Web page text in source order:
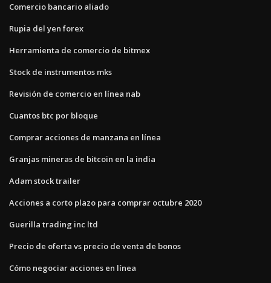
Comercio bancario aliado
Rupia del yen forex
Herramienta de comercio de bitmex
Stock de instrumentos mks
Revisión de comercio en línea nab
Cuantos btc por bloque
Comprar acciones de manzana en línea
Granjas mineras de bitcoin en la india
Adam stock trailer
Acciones a corto plazo para comprar octubre 2020
Guerilla trading inc ltd
Precio de oferta vs precio de venta de bonos
Cómo negociar acciones en línea